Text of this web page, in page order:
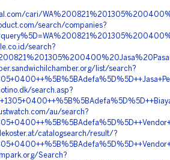
cari/
search/companies?
search?
list/search?
search.asp?
au/search?
catalogsearch/result/?
Search?